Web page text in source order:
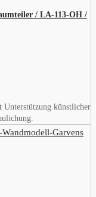
/ LA-113-OH /
künstlicher